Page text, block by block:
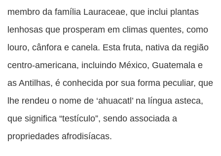
membro da família Lauraceae, que inclui plantas
lenhosas que prosperam em climas quentes, como
louro, cânfora e canela. Esta fruta, nativa da região
centro-americana, incluindo México, Guatemala e
as Antilhas, é conhecida por sua forma peculiar, que
lhe rendeu o nome de ‘ahuacatl’ na língua asteca,
que significa “testículo”, sendo associada a
propriedades afrodisíacas.